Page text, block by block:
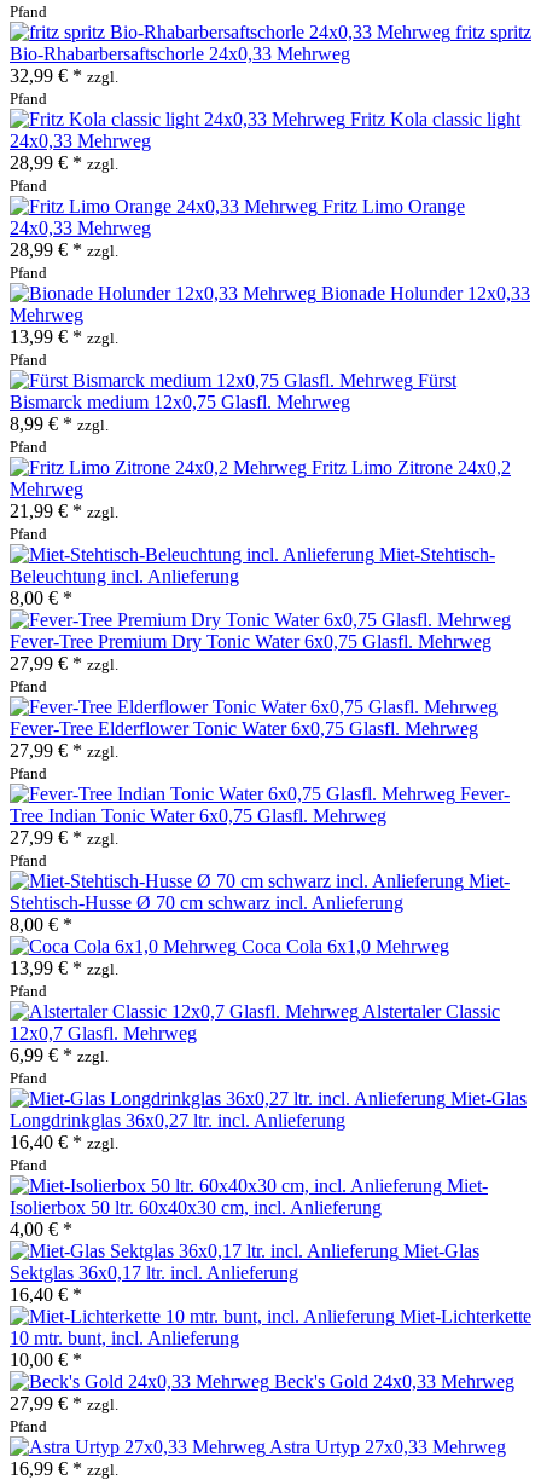
Pfand
fritz spritz
Bio-Rhabarbersaftschorle 24x0,33 Mehrweg
32,99 € * zzgl.
Pfand
Fritz Kola classic light
24x0,33 Mehrweg
28,99 € * zzgl.
Pfand
Fritz Limo Orange
24x0,33 Mehrweg
28,99 € * zzgl.
Pfand
Bionade Holunder 12x0,33
Mehrweg
13,99 € * zzgl.
Pfand
Fürst
Bismarck medium 12x0,75 Glasfl. Mehrweg
8,99 € * zzgl.
Pfand
Fritz Limo Zitrone 24x0,2
Mehrweg
21,99 € * zzgl.
Pfand
Miet-Stehtisch-
Beleuchtung incl. Anlieferung
8,00 € *
Fever-Tree Premium Dry Tonic Water 6x0,75 Glasfl. Mehrweg
27,99 € * zzgl.
Pfand
Fever-Tree Elderflower Tonic Water 6x0,75 Glasfl. Mehrweg
27,99 € * zzgl.
Pfand
Fever-
Tree Indian Tonic Water 6x0,75 Glasfl. Mehrweg
27,99 € * zzgl.
Pfand
Miet-
Stehtisch-Husse Ø 70 cm schwarz incl. Anlieferung
8,00 € *
Coca Cola 6x1,0 Mehrweg
13,99 € * zzgl.
Pfand
Alstertaler Classic
12x0,7 Glasfl. Mehrweg
6,99 € * zzgl.
Pfand
Miet-Glas
Longdrinkglas 36x0,27 ltr. incl. Anlieferung
16,40 € * zzgl.
Pfand
Miet-
Isolierbox 50 ltr. 60x40x30 cm, incl. Anlieferung
4,00 € *
Miet-Glas
Sektglas 36x0,17 ltr. incl. Anlieferung
16,40 € *
Miet-Lichterkette
10 mtr. bunt, incl. Anlieferung
10,00 € *
Beck's Gold 24x0,33 Mehrweg
27,99 € * zzgl.
Pfand
Astra Urtyp 27x0,33 Mehrweg
16,99 € * zzgl.